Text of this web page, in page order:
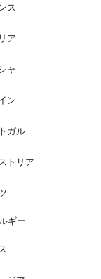
ス
ア
ャ
ン
ガル
トリア
ギー